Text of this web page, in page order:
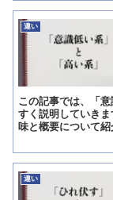
違い
この記事では、「
すく説明していき
味と概要について
違い